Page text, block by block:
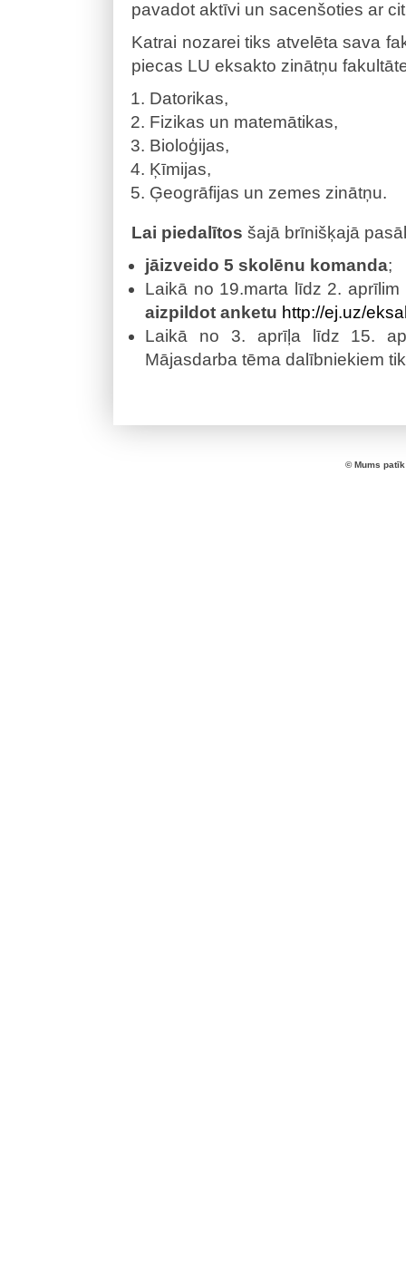
pavadot aktīvi un sacenšoties ar
Katrai nozarei tiks atvelēta sava
piecas LU eksakto zinātņu
Datorikas,
Fizikas un matemātikas,
Bioloģijas,
Ķīmijas,
Ģeogrāfijas un zemes zinātņu.
Lai piedalītos šajā brīnišķajā
jāizveido 5 skolēnu komanda;
Laikā no 19.marta līdz 2.
aizpildot anketu http://ej.uz/
Laikā no 3. aprīļa līdz 15.
Mājasdarba tēma dalībniekiem
© Mums